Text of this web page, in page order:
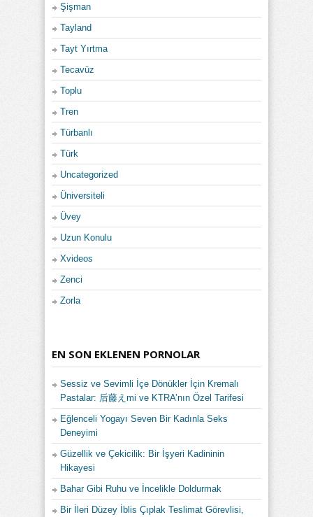
Şişman
Tayland
Tayt Yırtma
Tecavüz
Toplu
Tren
Türbanlı
Türk
Uncategorized
Üniversiteli
Üvey
Uzun Konulu
Xvideos
Zenci
Zorla
EN SON EKLENEN PORNOLAR
Sessiz ve Sevimli İçe Dönükler İçin Kremalı
Pastalar: 后藤えmi ve KTRA’nın Özel Tarifesi
Eğlenceli Yogayı Seven Bir Kadınla Seks
Deneyimi
Güzellik ve Çekicilik: Bir İşyeri Kadininin
Hikayesi
Bahar Gibi Ruhu ve İncelikle Doldurmak
Bir İleri Düzey İblis Çıplak Teslimat Görevlisi,